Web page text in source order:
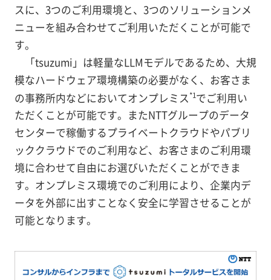
スに、3つのご利用環境と、3つのソリューションメ
ニューを組み合わせてご利用いただくことが可能で
す。
「tsuzumi」は軽量なLLMモデルであるため、大規
模なハードウェア環境構築の必要がなく、お客さま
の事務所内などにおいてオンプレミス *1でご利用い
ただくことが可能です。またNTTグループのデータ
センターで稼働するプライベートクラウドやパブリ
ッククラウドでのご利用など、お客さまのご利用環
境に合わせて自由にお選びいただくことができま
す。オンプレミス環境でのご利用により、企業内デ
ータを外部に出すことなく安全に学習させることが
可能となります。